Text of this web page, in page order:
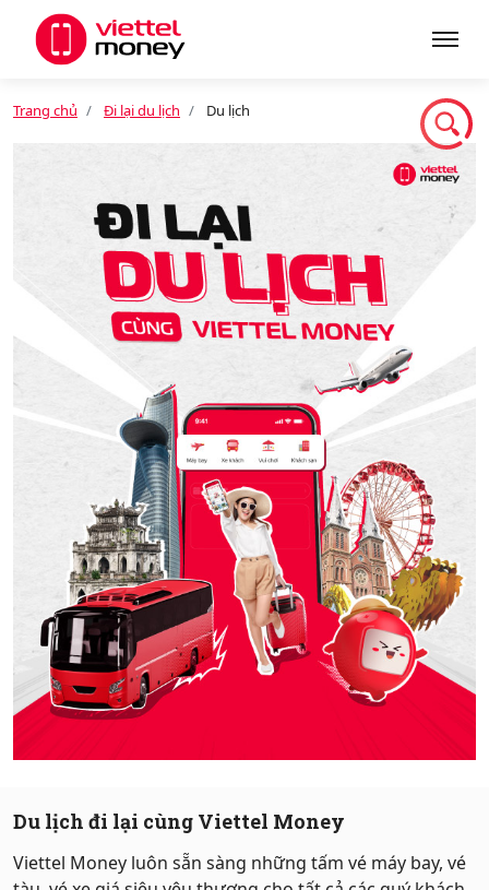
Giới thiệu
Tin tức
Khuyến mãi
Trang chủ Đi lại du lịch Du lịch
Du lịch đi lại cùng Viettel Money
Viettel Money luôn sẵn sàng những tấm vé máy bay, vé